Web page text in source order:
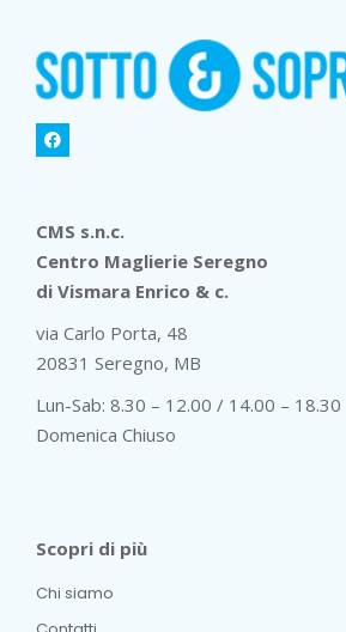
CMS s.n.c.
Centro Maglierie Seregno
di Vismara Enrico & c.
via Carlo Porta, 48
20831 Seregno, MB
Lun-Sab: 8.30 – 12.00 / 14.00 – 18.30
Domenica Chiuso
Scopri di più
Chi siamo